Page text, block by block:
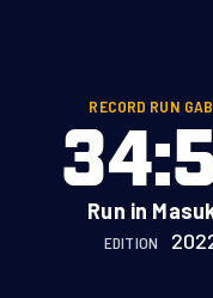
RECORD RUN
Run in
EDITION